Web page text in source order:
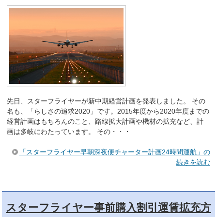
先日、スターフライヤーが新中期経営計画を発表しました。 その
名も、「らしさの追求2020」です。2015年度から2020年度までの
経営計画はもちろんのこと、路線拡大計画や機材の拡充など、計
画は多岐にわたっています。 その・・・
「スターフライヤー早朝深夜便チャーター計画24時間運航」の
続きを読む
スターフライヤー事前購入割引運賃拡充方